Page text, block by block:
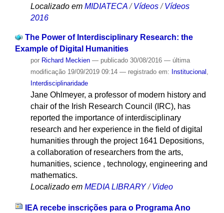
Localizado em MIDIATECA /Vídeos /Vídeos
2016
The Power of Interdisciplinary Research: the
Example of Digital Humanities
por Richard Meckien — publicado30/08/2016 — última
modificação19/09/2019 09:14 — registrado em: Institucional
Interdisciplinaridade
Jane Ohlmeyer, a professor of modern history and
chair of the Irish Research Council (IRC), has
reported the importance of interdisciplinary
research and her experience in the field of digital
humanities through the project 1641 Depositions,
a collaboration of researchers from the arts,
humanities, science , technology, engineering and
mathematics.
Localizado em MEDIA LIBRARY /Video
IEA recebe inscrições para o Programa Ano